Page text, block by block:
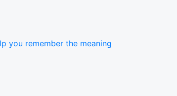
you remember the meaning